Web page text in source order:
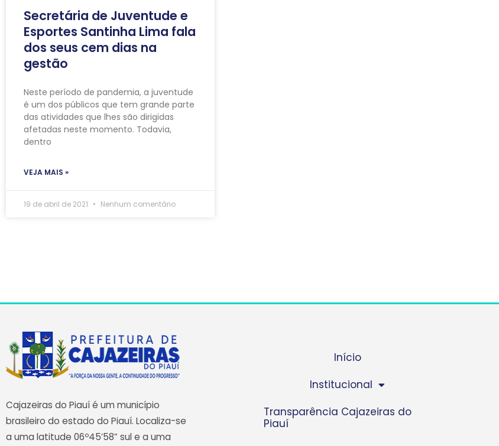
Secretária de Juventude e
Esportes Santinha Lima fala
dos seus cem dias na
gestão
Neste período de pandemia, a juventude
é um dos públicos que tem grande parte
das atividades que lhes são dirigidas
afetadas neste momento. Todavia,
dentro
VEJA MAIS »
19 de abril de 2021 Nenhum comentário
Cajazeiras do Piauí é um município
brasileiro do estado do Piauí. Localiza-se
a uma latitude 06º45’58” sul e a uma
Início
Institucional
Transparência Cajazeiras do
Piauí